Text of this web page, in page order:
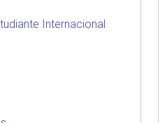
Internacional